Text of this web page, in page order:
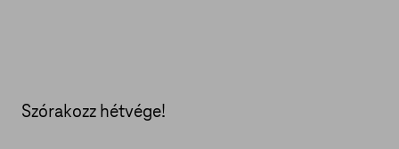
Szórakozz hétvége!